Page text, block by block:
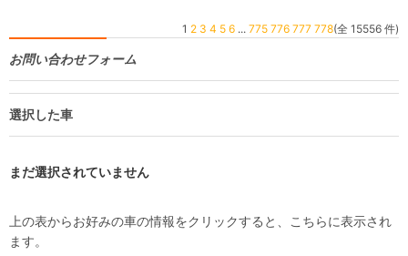
1 2 3 4 5 6 ... 775 776 777 778(全 15556 件)
お問い合わせフォーム
選択した車
まだ選択されていません
上の表からお好みの車の情報をクリックすると、こちらに表示され
ます。